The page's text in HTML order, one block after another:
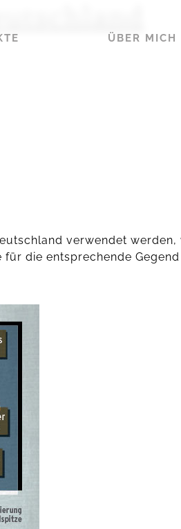
ÜBER MICH
verwendet
die entsprechende